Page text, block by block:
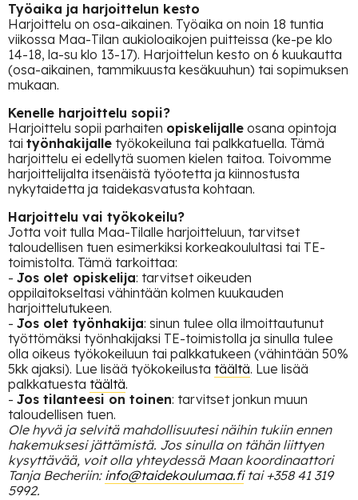
Työaika ja harjoittelun kesto
Harjoittelu on osa-aikainen. Työaika on noin 18 tuntia
viikossa Maa-Tilan aukioloaikojen puitteissa (ke-pe klo
14-18, la-su klo 13-17). Harjoittelun kesto on 6 kuukautta
(osa-aikainen, tammikuusta kesäkuuhun) tai sopimuksen
mukaan.
Kenelle harjoittelu sopii?
Harjoittelu sopii parhaiten opiskelijalle osana opintoja
tai työnhakijalle työkokeiluna tai palkkatuella. Tämä
harjoittelu ei edellytä suomen kielen taitoa. Toivomme
harjoittelijalta itsenäistä työotetta ja kiinnostusta
nykytaidetta ja taidekasvatusta kohtaan.
Harjoittelu vai työkokeilu?
Jotta voit tulla Maa-Tilalle harjoitteluun, tarvitset
taloudellisen tuen esimerkiksi korkeakoulultasi tai TE-
toimistolta. Tämä tarkoittaa:
- Jos olet opiskelija: tarvitset oikeuden
oppilaitokseltasi vähintään kolmen kuukauden
harjoittelutukeen.
- Jos olet työnhakija: sinun tulee olla ilmoittautunut
työttömäksi työnhakijaksi TE-toimistolla ja sinulla tulee
olla oikeus työkokeiluun tai palkkatukeen (vähintään 50%
5kk ajaksi). Lue lisää työkokeilusta täältä. Lue lisää
palkkatuesta täältä.
- Jos tilanteesi on toinen: tarvitset jonkun muun
taloudellisen tuen.
Ole hyvä ja selvitä mahdollisuutesi näihin tukiin ennen
hakemuksesi jättämistä. Jos sinulla on tähän liittyen
kysyttävää, voit olla yhteydessä Maan koordinaattori
Tanja Becheriin: info@taidekoulumaa.fitai +358 41 319
5992.